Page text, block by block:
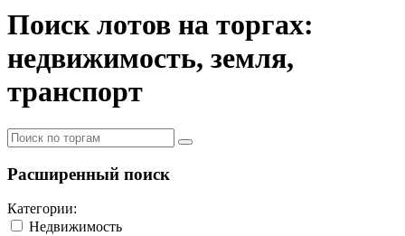
Поиск лотов на торгах:
недвижимость, земля,
транспорт
Расширенный поиск
Категории:
Недвижимость